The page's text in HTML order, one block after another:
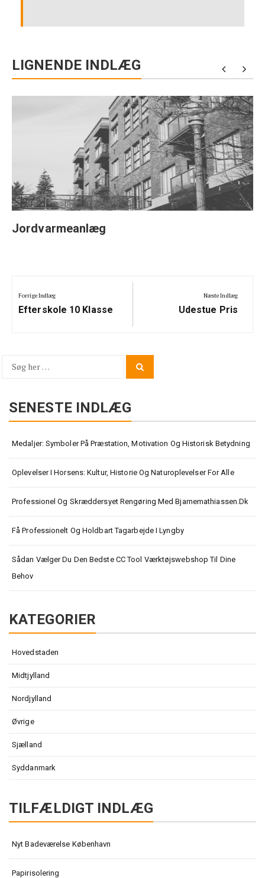
LIGNENDE INDLÆG
Jordvarmeanlæg
Forrige Indlæg
Previous
Efterskole 10 Klasse
Næste Indlæg
Next
Udestue Pris
Search
SENESTE INDLÆG
Medaljer: Symboler På Præstation, Motivation Og Historisk Betydning
Oplevelser I Horsens: Kultur, Historie Og Naturoplevelser For Alle
Professionel Og Skræddersyet Rengøring Med Bjarnemathiassen.dk
Få Professionelt Og Holdbart Tagarbejde I Lyngby
Sådan Vælger Du Den Bedste CC Tool Værktøjswebshop Til Dine
Behov
KATEGORIER
Hovedstaden
Midtjylland
Nordjylland
Øvrige
Sjælland
Syddanmark
TILFÆLDIGT INDLÆG
Nyt Badeværelse København
Papirisolering